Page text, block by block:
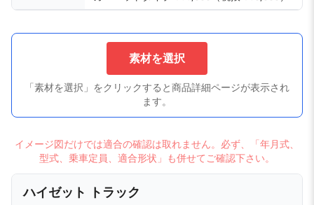
素材を選択
「素材を選択」をクリックすると商品詳細ページが表示され
ます。
イメージ図だけでは適合の確認は取れません。必ず、「年月式、
型式、乗車定員、適合形状」も併せてご確認下さい。
ハイゼット トラック